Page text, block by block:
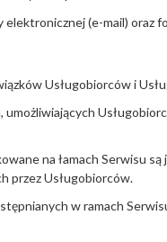
(e-mail)
Usługobiorców i
na łamach Serwisu
przez Usługobiorców.
w ramach